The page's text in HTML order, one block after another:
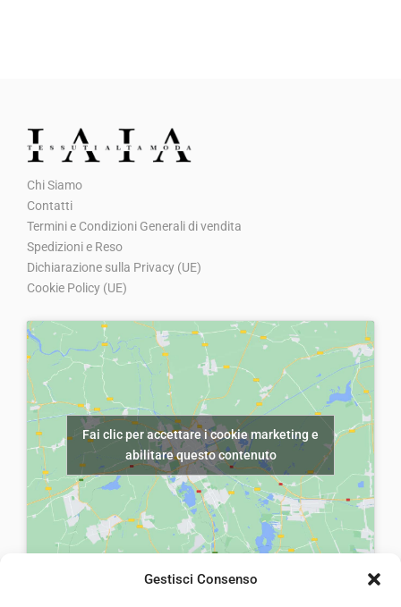
Gestisci Consenso
a
l
e
a
:
€
1
0
e
è
:
€
,
0
.
Chi Siamo
Contatti
Termini e Condizioni Generali di vendita
Spedizioni e Reso
Dichiarazione sulla Privacy (UE)
Cookie Policy (UE)
Fai clic per accettare i cookie marketing e
abilitare questo contenuto